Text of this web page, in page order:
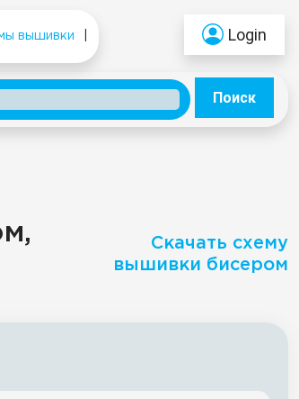
вышивки Login
Поиск
Скачать схему
вышивки бисером